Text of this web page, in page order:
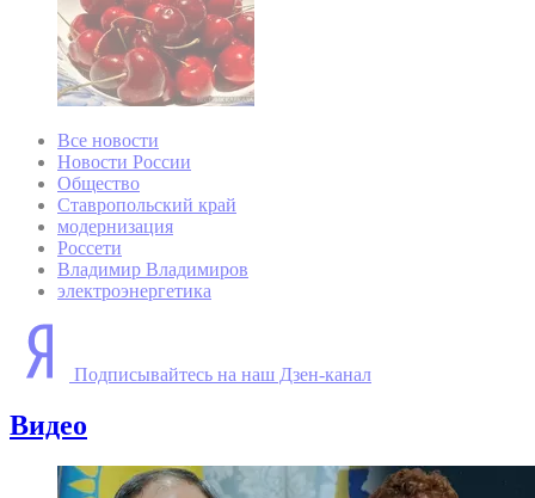
Все новости
Новости России
Общество
Ставропольский край
модернизация
Россети
Владимир Владимиров
электроэнергетика
Подписывайтесь на наш Дзен-канал
Видео